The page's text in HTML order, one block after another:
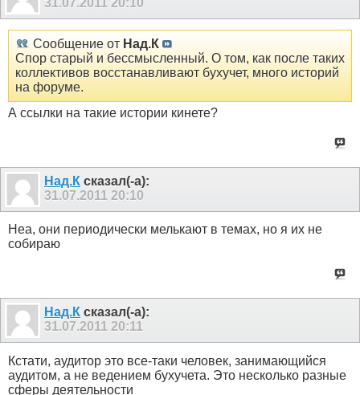
Сообщение от Над.К
Спор старый и бессмысленный. О том, как после таких
коллективов восстанавливают бухучет, много историй
на форуме.
А ссылки на такие истории кинете?
Над.К сказал(-а):
31.07.2011 20:10
Неа, они периодически мелькают в темах, но я их не
собираю
Над.К сказал(-а):
31.07.2011 20:11
Кстати, аудитор это все-таки человек, занимающийся
аудитом, а не ведением бухучета. Это несколько разные
сферы деятельности